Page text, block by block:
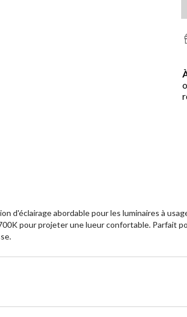
abordable pour les luminaires à
pour projeter une lueur confortable. Parfait